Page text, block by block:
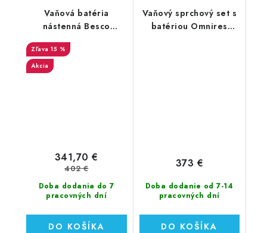
Vaňová batéria
nástenná Besco
ručnou sprchou v
čiernom prevedení
15 %
Akcia
Doba dodania do 7
pracovných dní
341,70 €
402 €
DO KOŠÍKA
Vaňový sprchový set s
batériou Omnires
Doba dodanie od 7-14
pracovných dní
373 €
DO KOŠÍKA